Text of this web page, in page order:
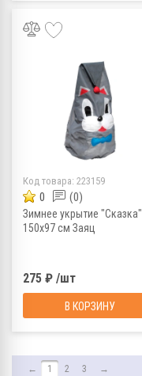
Код товара: 223159
0 (0)
Зимнее укрытие "Сказка"
150х97 см Заяц
275 ₽ /шт
В КОРЗИНУ
← 1 2 3 →